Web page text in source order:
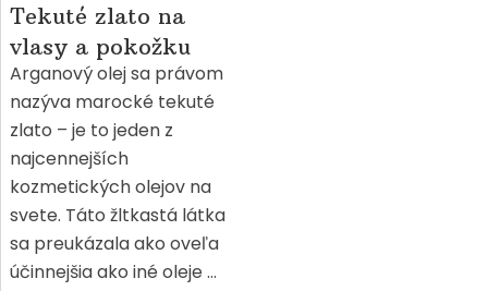
Tekuté zlato na
vlasy a pokožku
Arganový olej sa právom
nazýva marocké tekuté
zlato – je to jeden z
najcennejších
kozmetických olejov na
svete. Táto žltkastá látka
sa preukázala ako oveľa
účinnejšia ako iné oleje …